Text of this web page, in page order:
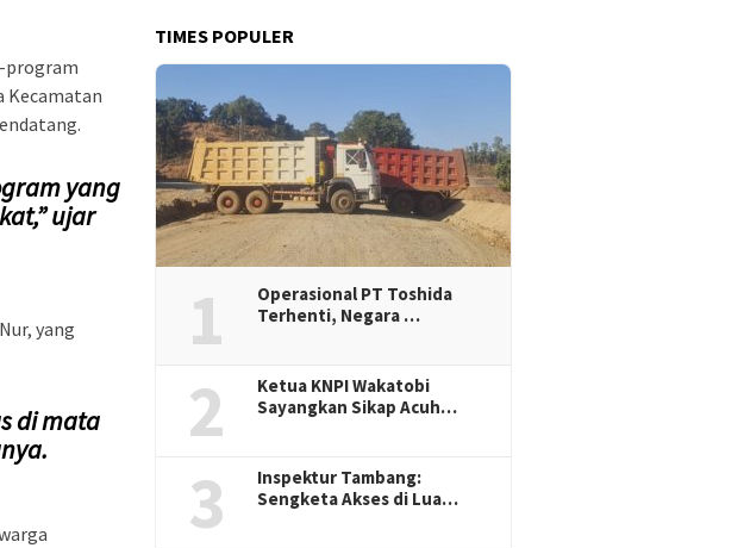
program
Kecamatan
yang
ujar
yang
di mata
TIMES POPULER
1
Operasional PT Toshida
Terhenti, Negara …
2
Ketua KNPI Wakatobi
Sayangkan Sikap Acuh…
3
Inspektur Tambang:
Sengketa Akses di Lua…